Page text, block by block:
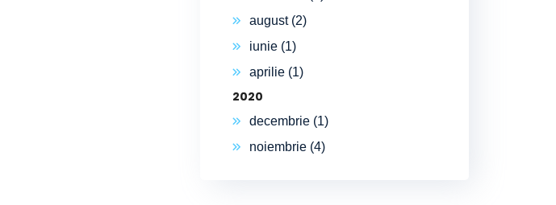
august (2)
iunie (1)
aprilie (1)
2020
decembrie (1)
noiembrie (4)